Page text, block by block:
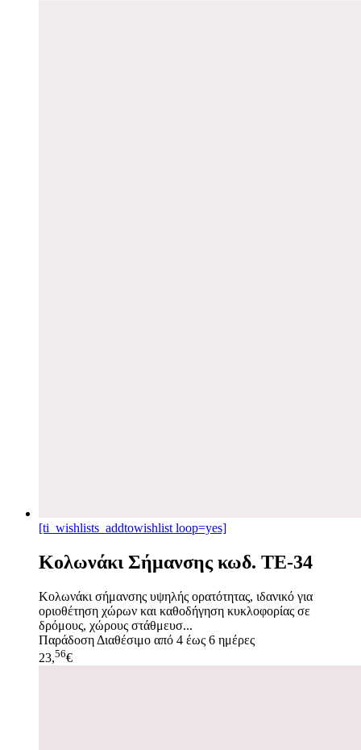
[ti_wishlists_addtowishlist loop=yes]
Κολωνάκι Σήμανσης κωδ. TE-34
Κολωνάκι σήμανσης υψηλής ορατότητας, ιδανικό για
οριοθέτηση χώρων και καθοδήγηση κυκλοφορίας σε
δρόμους, χώρους στάθμευσ...
Παράδοση Διαθέσιμο από 4 έως 6 ημέρες
23,56€